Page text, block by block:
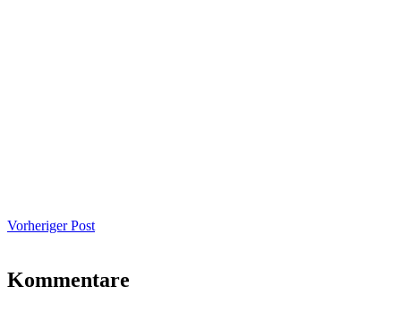
Vorheriger Post
Kommentare